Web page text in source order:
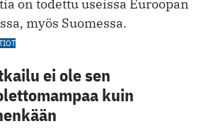
on todettu useissa Euroopan
myös Suomessa.
ei ole sen
kuin